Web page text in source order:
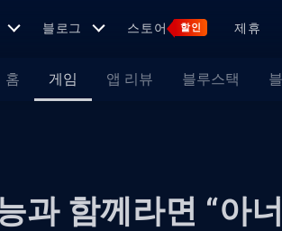
블로그 스토어 할인 제휴
홈 게임 앱 리뷰 블루스택
과 함께라면 “아